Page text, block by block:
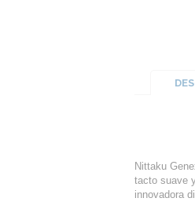
Nittaku
tacto suave
innovadora